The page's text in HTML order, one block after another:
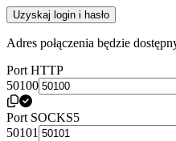
Uzyskaj login i hasło
Adres połączenia będzie
Port HTTP
50100
Port SOCKS5
50101